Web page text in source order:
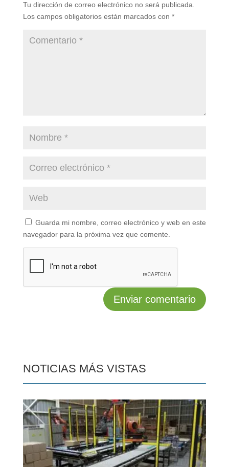
Tu dirección de correo electrónico no será publicada.
Los campos obligatorios están marcados con *
Guarda mi nombre, correo electrónico y web en este
navegador para la próxima vez que comente.
NOTICIAS MÁS VISTAS